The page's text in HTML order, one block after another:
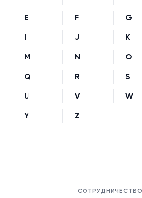
E F G
I J K
M N O
Q R S
U V W
Y Z
СОТРУДНИЧЕСТВО